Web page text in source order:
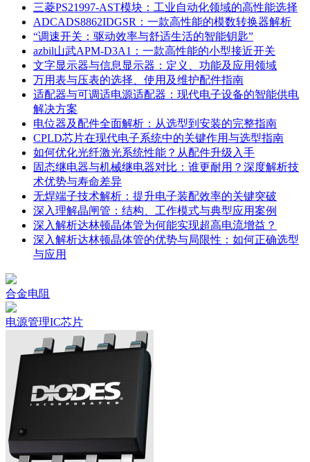
三菱PS21997-AST模块：工业自动化领域的高性能选择
ADCADS8862IDGSR：一款高性能的模数转换器解析
“调速开关：驱动效率与舒适生活的智能钥匙”
azbil山武APM-D3A1：一款高性能的小型接近开关
文字显示器与信息显示器：定义、功能及应用领域
万用表与压表的选择、使用及维护配件指南
适配器与可调适电源适配器：现代电子设备的智能供电
解决方案
电位器及配件全面解析：从选型到安装的完整指南
CPLD芯片在现代电子系统中的关键作用与选型指南
如何优化光纤激光系统性能？从配件升级入手
固态继电器与机械继电器对比：谁更耐用？深度解析技
术优势与寿命差异
无焊端子技术解析：提升电子装配效率的关键突破
深入理解晶闸管：结构、工作模式与典型应用案例
深入解析达林顿晶体管为何能实现超高电流增益？
深入解析达林顿晶体管的优势与局限性：如何正确选型
与应用
合金电阻
电源管理IC芯片